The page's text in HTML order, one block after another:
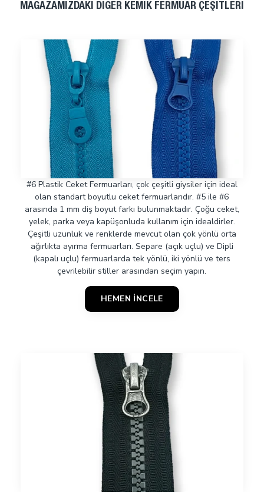
MAĞAZAMIZDAKI DIĞER KEMIK FERMUAR ÇEŞITLERI
#6 Plastik Ceket Fermuarları, çok çeşitli giysiler için ideal
olan standart boyutlu ceket fermuarlarıdır. #5 ile #6
arasında 1 mm diş boyut farkı bulunmaktadır. Çoğu ceket,
yelek, parka veya kapüşonluda kullanım için idealdirler.
Çeşitli uzunluk ve renklerde mevcut olan çok yönlü orta
ağırlıkta ayırma fermuarları. Separe (açık uçlu) ve Dipli
(kapalı uçlu) fermuarlarda tek yönlü, iki yönlü ve ters
çevrilebilir stiller arasından seçim yapın.
HEMEN İNCELE